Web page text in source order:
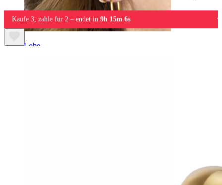
Lobe
Kaufe 3, zahle für 2 – endet in 9h 15m 6s